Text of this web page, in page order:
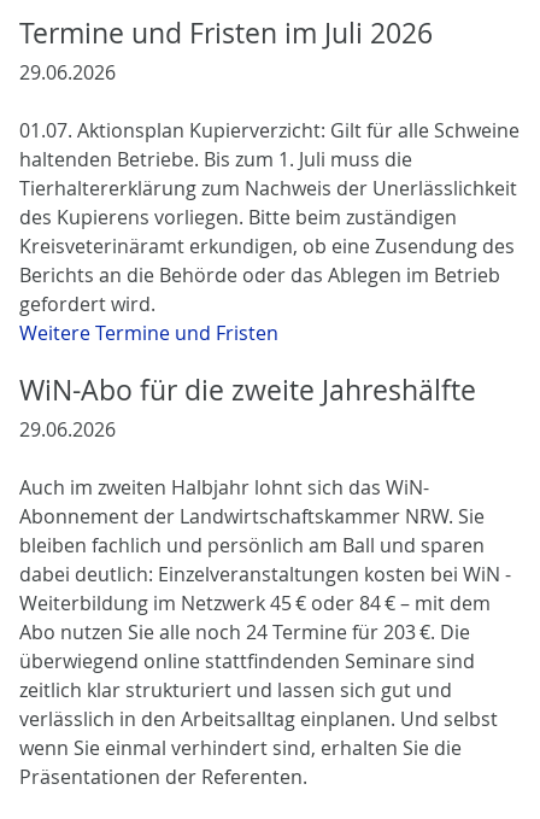
Termine und Fristen im Juli 2026
29.06.2026
01.07. Aktionsplan Kupierverzicht: Gilt für alle Schweine
haltenden Betriebe. Bis zum 1. Juli muss die
Tierhaltererklärung zum Nachweis der Unerlässlichkeit
des Kupierens vorliegen. Bitte beim zuständigen
Kreisveterinäramt erkundigen, ob eine Zusendung des
Berichts an die Behörde oder das Ablegen im Betrieb
gefordert wird.
Weitere Termine und Fristen
WiN-Abo für die zweite Jahreshälfte
29.06.2026
Auch im zweiten Halbjahr lohnt sich das WiN-
Abonnement der Landwirtschaftskammer NRW. Sie
bleiben fachlich und persönlich am Ball und sparen
dabei deutlich: Einzelveranstaltungen kosten bei WiN -
Weiterbildung im Netzwerk 45 € oder 84 € – mit dem
Abo nutzen Sie alle noch 24 Termine für 203 €. Die
überwiegend online stattfindenden Seminare sind
zeitlich klar strukturiert und lassen sich gut und
verlässlich in den Arbeitsalltag einplanen. Und selbst
wenn Sie einmal verhindert sind, erhalten Sie die
Präsentationen der Referenten.